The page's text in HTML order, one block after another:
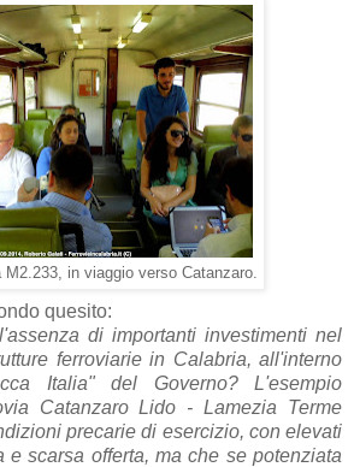
M2.233, in viaggio verso Catanzaro.
quesito:
di importanti investimenti nel
ferroviarie in Calabria, all'interno
Italia" del Governo? L'esempio
Catanzaro Lido - Lamezia Terme
precarie di esercizio, con elevati
e scarsa offerta, ma che se potenziata